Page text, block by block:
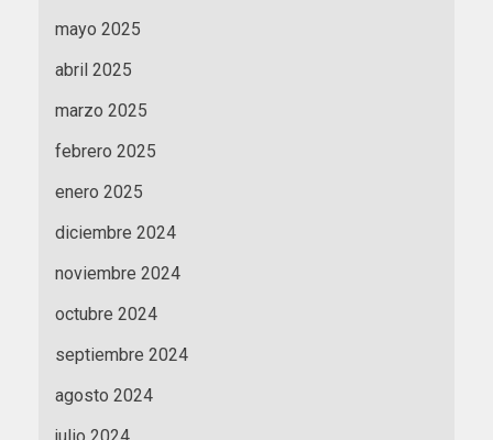
mayo 2025
abril 2025
marzo 2025
febrero 2025
enero 2025
diciembre 2024
noviembre 2024
octubre 2024
septiembre 2024
agosto 2024